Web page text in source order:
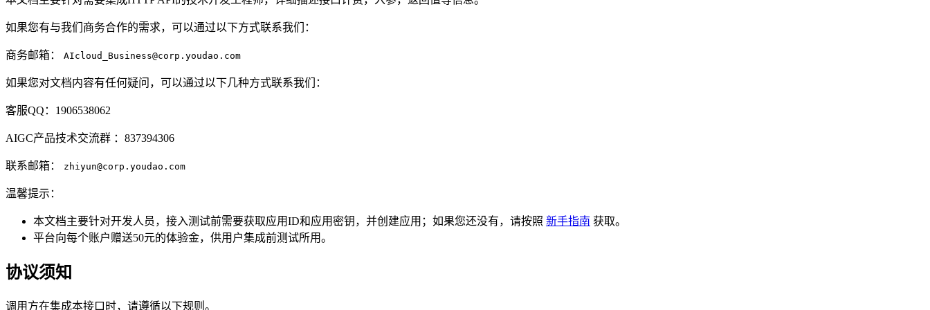
如果您有与我们商务合作的需求，可以通过以下方式联系我们：
商务邮箱： AIcloud_Business@corp.youdao.com
如果您对文档内容有任何疑问，可以通过以下几种方式联系我们：
客服QQ：1906538062
AIGC产品技术交流群 ：837394306
联系邮箱： zhiyun@corp.youdao.com
温馨提示：
本文档主要针对开发人员，接入测试前需要获取应用ID和应用密钥，并创建应用；如果您还没有，请按照 新手指南 获取。
平台向每个账户赠送50元的体验金，供用户集成前测试所用。
协议须知
调用方在集成本接口时，请遵循以下规则。